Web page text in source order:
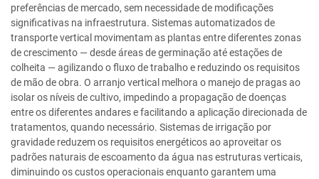
preferências de mercado, sem necessidade de modificações
significativas na infraestrutura. Sistemas automatizados de
transporte vertical movimentam as plantas entre diferentes zonas
de crescimento — desde áreas de germinação até estações de
colheita — agilizando o fluxo de trabalho e reduzindo os requisitos
de mão de obra. O arranjo vertical melhora o manejo de pragas ao
isolar os níveis de cultivo, impedindo a propagação de doenças
entre os diferentes andares e facilitando a aplicação direcionada de
tratamentos, quando necessário. Sistemas de irrigação por
gravidade reduzem os requisitos energéticos ao aproveitar os
padrões naturais de escoamento da água nas estruturas verticais,
diminuindo os custos operacionais enquanto garantem uma